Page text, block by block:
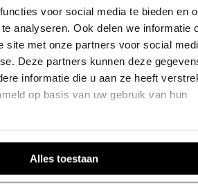
voor social media te bieden en
analyseren. Ook delen we informatie
site met onze partners voor social
Deze partners kunnen deze
informatie die u aan ze heeft
op basis van uw gebruik van hun
Alles toestaan
Bekijk alle stores